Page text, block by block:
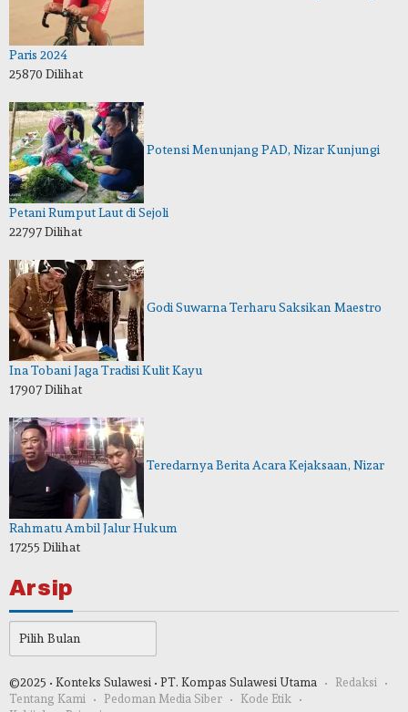
Paris 2024
25870 Dilihat
Potensi Menunjang PAD, Nizar Kunjungi
Petani Rumput Laut di Sejoli
22797 Dilihat
Godi Suwarna Terharu Saksikan Maestro
Ina Tobani Jaga Tradisi Kulit Kayu
17907 Dilihat
Teredarnya Berita Acara Kejaksaan, Nizar
Rahmatu Ambil Jalur Hukum
17255 Dilihat
Arsip
©2025 • Konteks Sulawesi • PT. Kompas Sulawesi Utama
Redaksi
Tentang Kami
Pedoman Media Siber
Kode Etik